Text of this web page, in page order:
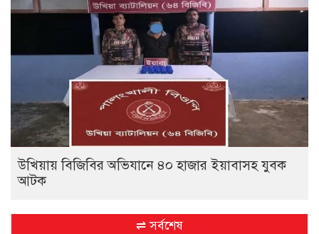
উখিয়ায় বিজিবির অভিযানে ৪০ হাজার ইয়াবাসহ যুবক
আটক
⇌ সর্বশেষ